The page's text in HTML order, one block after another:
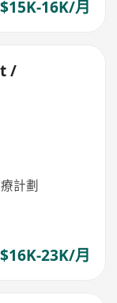
$15K-16K/月
/
計劃
$16K-23K/月